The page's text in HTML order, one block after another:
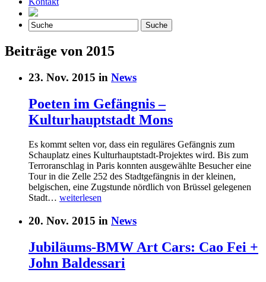
Beiträge von 2015
23. Nov. 2015 in News
Poeten im Gefängnis –
Kulturhauptstadt Mons
Es kommt selten vor, dass ein reguläres Gefängnis zum
Schauplatz eines Kulturhauptstadt-Projektes wird. Bis zum
Terroranschlag in Paris konnten ausgewählte Besucher eine
Tour in die Zelle 252 des Stadtgefängnis in der kleinen,
belgischen, eine Zugstunde nördlich von Brüssel gelegenen
Stadt… weiterlesen
20. Nov. 2015 in News
Jubiläums-BMW Art Cars: Cao Fei +
John Baldessari